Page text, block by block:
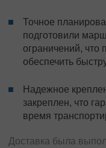
Точное
подготовили
ограничений, что
обеспечить
Надежное
закреплен, что
время
Доставка была